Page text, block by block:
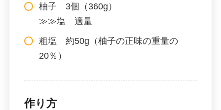
柚子 3個（360g）
≫≫塩 適量
粗塩 約50g（柚子の正味の重量の
20％）
作り方